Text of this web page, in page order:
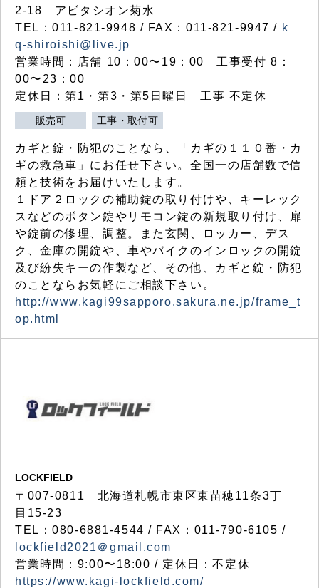
2-18 アビタシオン菊水
TEL：011-821-9948 / FAX：011-821-9947 / k
q-shiroishi@live.jp
営業時間：店舗 10：00〜19：00 工事受付 8：
00〜23：00
定休日：第1・第3・第5日曜日 工事 不定休
販売可 工事・取付可
カギと錠・防犯のことなら、「カギの１１０番・カ
ギの救急車」にお任せ下さい。全国一の店舗数で信
頼と技術をお届けいたします。
１ドア２ロックの補助錠の取り付けや、キーレック
スなどのボタン錠やリモコン錠の新規取り付け、扉
や錠前の修理、調整。また玄関、ロッカー、デス
ク、金庫の開錠や、車やバイクのインロックの開錠
及び紛失キーの作製など、その他、カギと錠・防犯
のことならお気軽にご相談下さい。
http://www.kagi99sapporo.sakura.ne.jp/frame_t
op.html
LOCKFIELD
〒007-0811 北海道札幌市東区東苗穂11条3丁
目15-23
TEL：080-6881-4544 / FAX：011-790-6105 /
lockfield2021＠gmail.com
営業時間：9:00〜18:00 / 定休日：不定休
https://www.kagi-lockfield.com/